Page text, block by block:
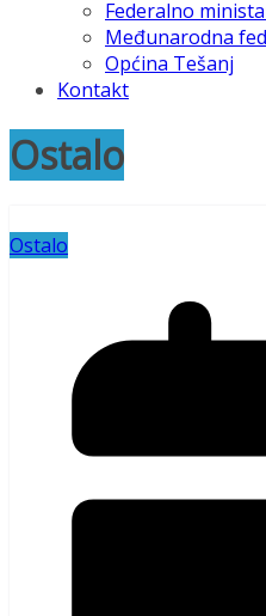
Federalno
Međunarodna
Općina Tešanj
Kontakt
Ostalo
Ostalo